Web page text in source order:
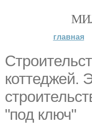
главная
коттеджей.
"под ключ"